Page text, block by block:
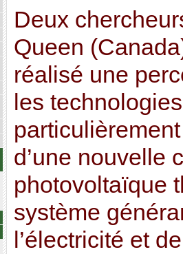
Deux
Queen
réalisé une
les
d’une nouvelle
photovoltaïque
système
l’électricité et